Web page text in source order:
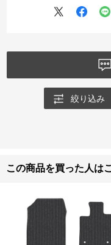
絞り込み
この商品を買った人は